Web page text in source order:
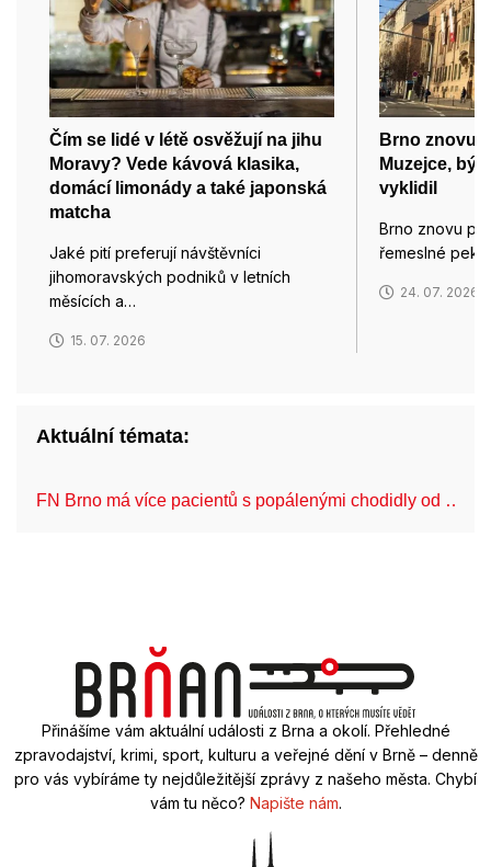
Čím se lidé v létě osvěžují na jihu
Moravy? Vede kávová klasika,
domácí limonády a také japonská
matcha
Jaké pití preferují návštěvníci
jihomoravských podniků v letních
měsících a…
15. 07. 2026
Brno znovu
Muzejce,
vyklidil
Brno znovu
řemeslné
24. 07. 2026
Aktuální témata:
FN Brno má více pacientů s popálenými chodidly od …
Přinášíme vám aktuální události z Brna a okolí. Přehledné
zpravodajství, krimi, sport, kulturu a veřejné dění v Brně – denně
pro vás vybíráme ty nejdůležitější zprávy z našeho města. Chybí
vám tu něco? Napište nám.